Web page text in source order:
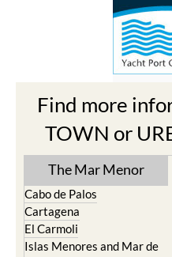
Find more
TOWN or
The Mar Menor
Cabo de Palos
Cartagena
El Carmoli
Islas Menores and Mar de